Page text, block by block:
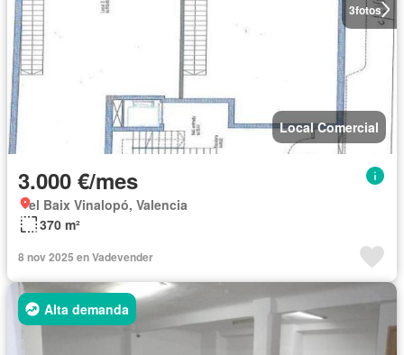
3fotos
Local Comercial
3.000 €/mes
el Baix Vinalopó, Valencia
370 m²
8 nov 2025 en Vadevender
Alta demanda